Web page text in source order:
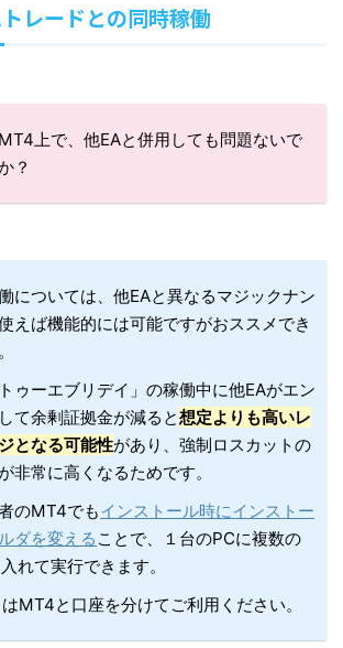
レードとの同時稼働
上で、他EAと併用しても問題ないで
？
については、他EAと異なるマジックナン
えば機能的には可能ですがおススメでき
トゥーエブリデイ」の稼働中に他EAがエン
て余剰証拠金が減ると想定よりも高いレ
となる可能性があり、強制ロスカットの
非常に高くなるためです。
のMT4でもインストール時にインストー
ダを変える ことで、１台のPCに複数の
れて実行できます。
MT4と口座を分けてご利用ください。